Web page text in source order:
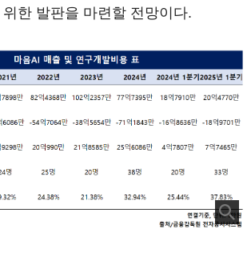
한 발판을 마련할 전망이다.